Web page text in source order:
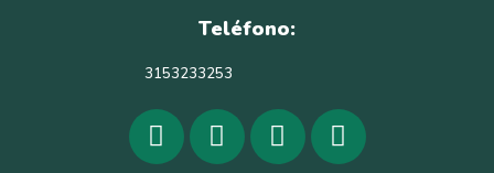
Teléfono:
3153233253